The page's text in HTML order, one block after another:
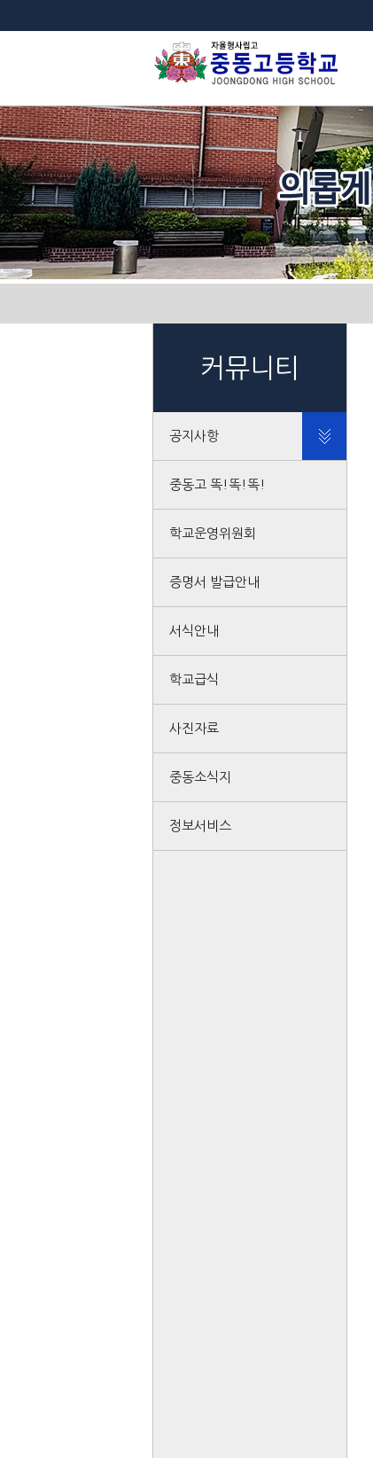
커뮤니티
공지사항
중동고 똑!똑!똑!
학교운영위원회
증명서 발급안내
서식안내
학교급식
사진자료
중동소식지
정보서비스